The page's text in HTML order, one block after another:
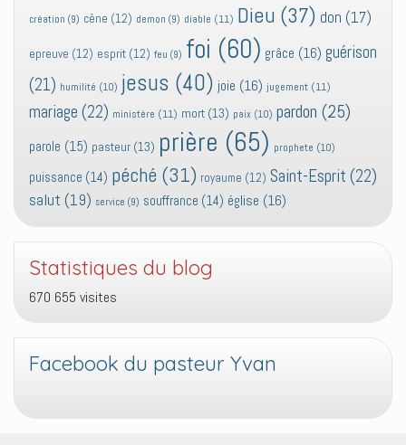
création (9) cène (12) demon (9) diable (11) Dieu (37) don (17)
epreuve (12) esprit (12) feu (9) foi (60) grâce (16) guérison
(21) humilité (10) jesus (40) joie (16) jugement (11)
mariage (22) ministère (11) mort (13) paix (10) pardon (25)
parole (15) pasteur (13) prière (65) prophete (10)
puissance (14) péché (31) royaume (12) Saint-Esprit (22)
salut (19) service (9) souffrance (14) église (16)
Statistiques du blog
670 655 visites
Facebook du pasteur Yvan